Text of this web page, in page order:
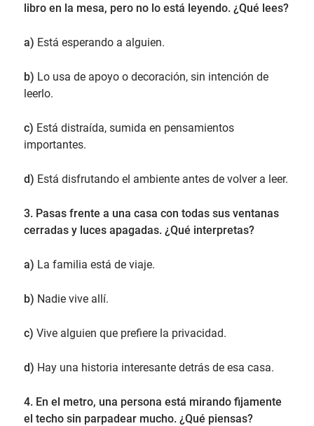
libro en la mesa, pero no lo está leyendo. ¿Qué lees?
a) Está esperando a alguien.
b) Lo usa de apoyo o decoración, sin intención de
leerlo.
c) Está distraída, sumida en pensamientos
importantes.
d) Está disfrutando el ambiente antes de volver a leer.
3. Pasas frente a una casa con todas sus ventanas
cerradas y luces apagadas. ¿Qué interpretas?
a) La familia está de viaje.
b) Nadie vive allí.
c) Vive alguien que prefiere la privacidad.
d) Hay una historia interesante detrás de esa casa.
4. En el metro, una persona está mirando fijamente
el techo sin parpadear mucho. ¿Qué piensas?